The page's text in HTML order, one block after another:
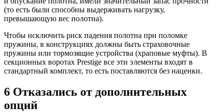
(то есть были способны выдерживать нагрузку,
превышающую вес полотна).
Чтобы исключить риск падения полотна при поломке
пружины, в конструкциях должны быть страховочные
пружины или тормозящие устройства (храповые муфты). В
секционных воротах Prestige все эти элементы входят в
стандартный комплект, то есть поставляются без наценки.
6 Отказались от дополнительных
опций